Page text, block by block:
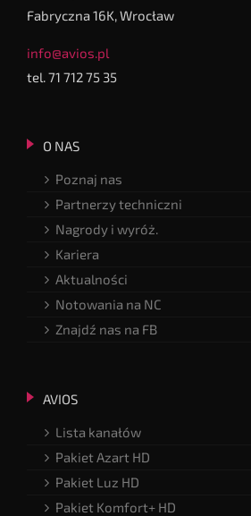
Fabryczna 16K, Wrocław
info@avios.pl
tel. 71 712 75 35
O NAS
Poznaj nas
Partnerzy techniczni
Nagrody i wyróż.
Kariera
Aktualności
Notowania na NC
Znajdź nas na FB
AVIOS
Lista kanałów
Pakiet Azart HD
Pakiet Luz HD
Pakiet Komfort+ HD